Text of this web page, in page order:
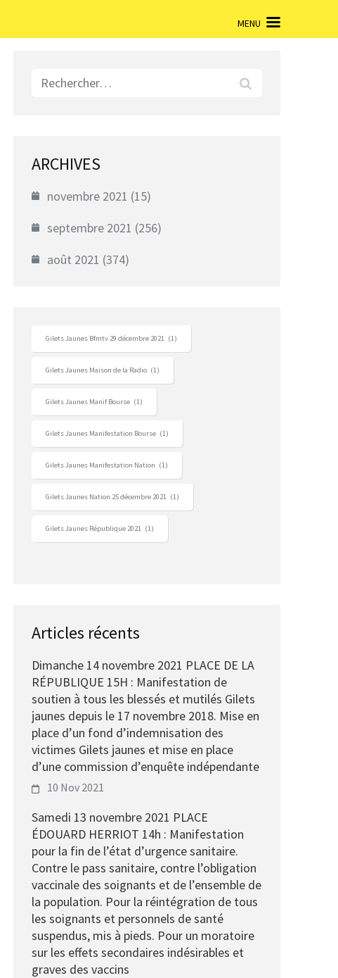
MENU
Rechercher :
ARCHIVES
novembre 2021 (15)
septembre 2021 (256)
août 2021 (374)
Gilets Jaunes Bfmtv 29 décembre 2021 (1)
Gilets Jaunes Maison de la Radio (1)
Gilets Jaunes Manif Bourse (1)
Gilets Jaunes Manifestation Bourse (1)
Gilets Jaunes Manifestation Nation (1)
Gilets Jaunes Nation 25 décembre 2021 (1)
Gilets Jaunes République 2021 (1)
Articles récents
Dimanche 14 novembre 2021 PLACE DE LA
RÉPUBLIQUE 15H : Manifestation de
soutien à tous les blessés et mutilés Gilets
jaunes depuis le 17 novembre 2018. Mise en
place d’un fond d’indemnisation des
victimes Gilets jaunes et mise en place
d’une commission d’enquête indépendante
10 Nov 2021
Samedi 13 novembre 2021 PLACE
ÉDOUARD HERRIOT 14h : Manifestation
pour la fin de l’état d’urgence sanitaire.
Contre le pass sanitaire, contre l’obligation
vaccinale des soignants et de l’ensemble de
la population. Pour la réintégration de tous
les soignants et personnels de santé
suspendus, mis à pieds. Pour un moratoire
sur les effets secondaires indésirables et
graves des vaccins